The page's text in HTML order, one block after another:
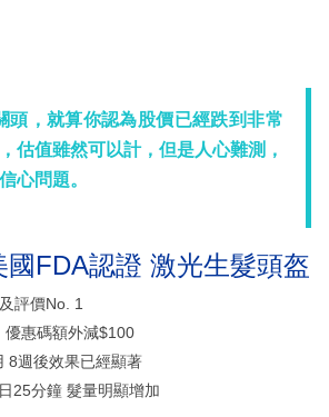
頭，就算你認為股價已經跌到非常
估值雖然可以計，但是人心難測，
心問題。
國FDA認證 激光生髮頭盔
評價No. 1
惠碼額外減$100
8週後效果已經顯著
25分鐘 髮量明顯增加